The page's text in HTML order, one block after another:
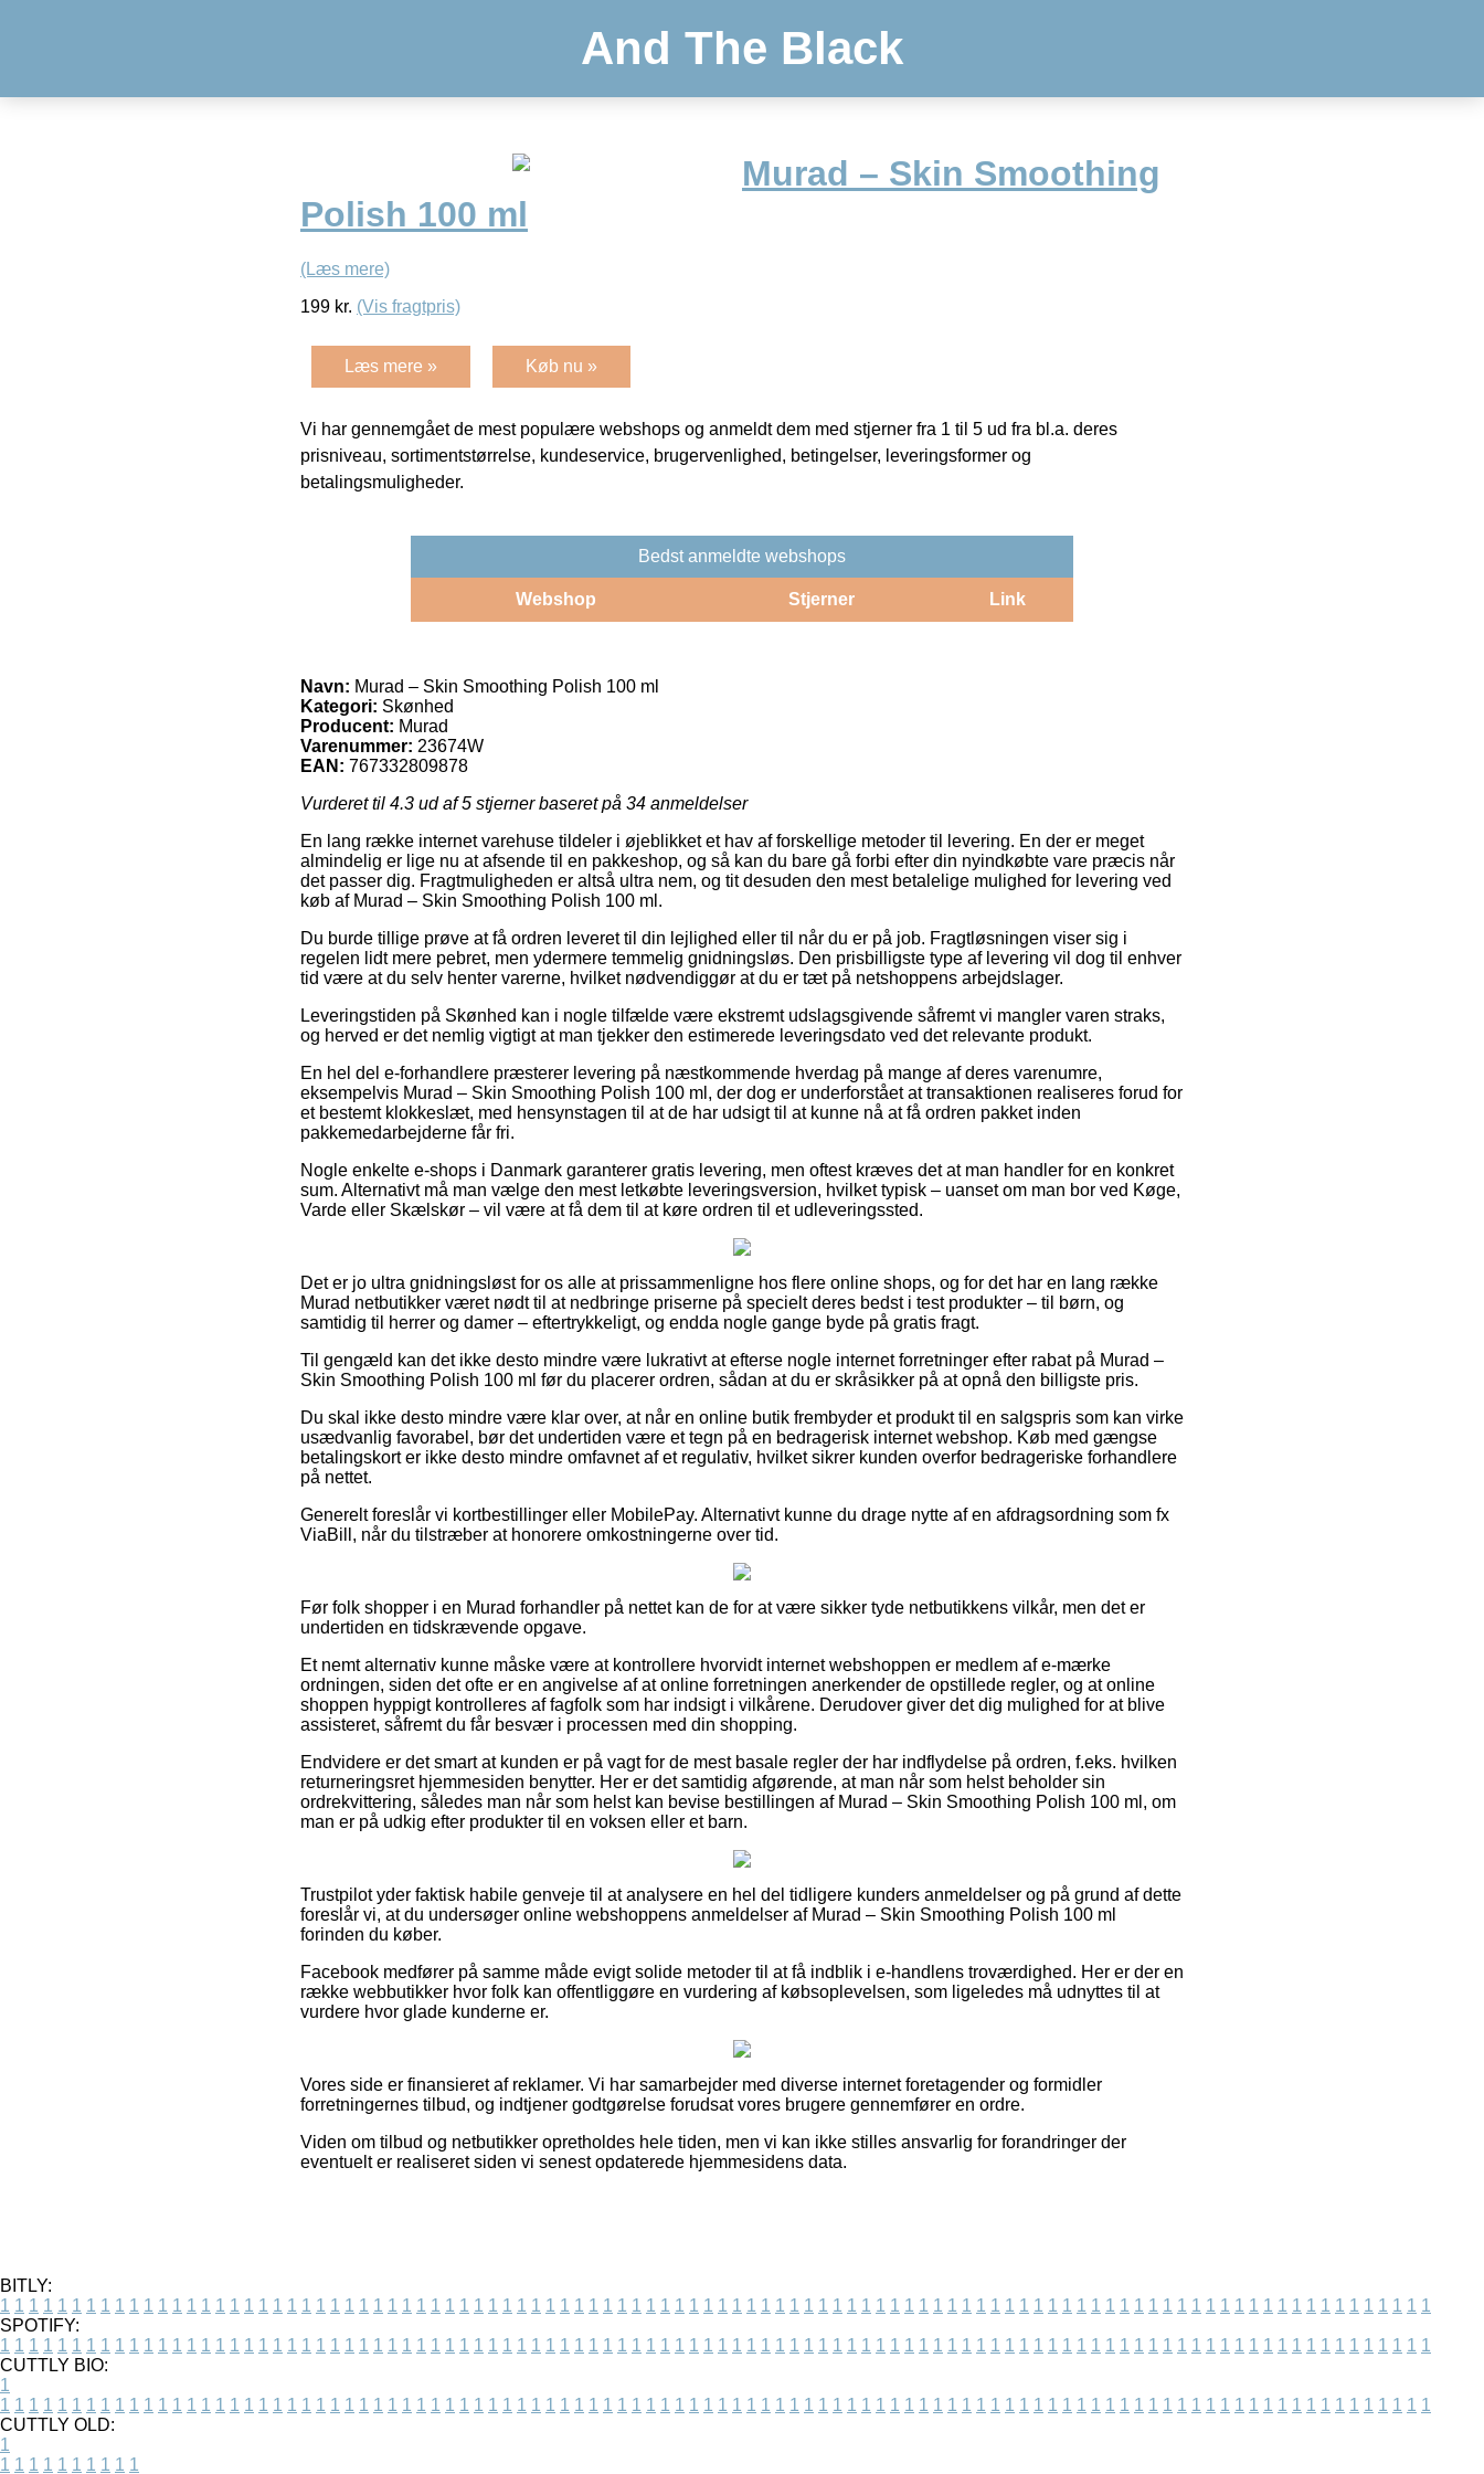
And The Black
Murad – Skin Smoothing
Polish 100 ml
(Læs mere)
199 kr. (Vis fragtpris)
Læs mere » Køb nu »
Vi har gennemgået de mest populære webshops og anmeldt dem med stjerner fra 1 til 5 ud fra bl.a. deres
prisniveau, sortimentstørrelse, kundeservice, brugervenlighed, betingelser, leveringsformer og
betalingsmuligheder.
Bedst anmeldte webshops
Webshop Stjerner Link
Navn: Murad – Skin Smoothing Polish 100 ml
Kategori: Skønhed
Producent: Murad
Varenummer: 23674W
EAN: 767332809878
Vurderet til 4.3 ud af 5 stjerner baseret på 34 anmeldelser
En lang række internet varehuse tildeler i øjeblikket et hav af forskellige metoder til levering. En der er meget
almindelig er lige nu at afsende til en pakkeshop, og så kan du bare gå forbi efter din nyindkøbte vare præcis når
det passer dig. Fragtmuligheden er altså ultra nem, og tit desuden den mest betalelige mulighed for levering ved
køb af Murad – Skin Smoothing Polish 100 ml.
Du burde tillige prøve at få ordren leveret til din lejlighed eller til når du er på job. Fragtløsningen viser sig i
regelen lidt mere pebret, men ydermere temmelig gnidningsløs. Den prisbilligste type af levering vil dog til enhver
tid være at du selv henter varerne, hvilket nødvendiggør at du er tæt på netshoppens arbejdslager.
Leveringstiden på Skønhed kan i nogle tilfælde være ekstremt udslagsgivende såfremt vi mangler varen straks,
og herved er det nemlig vigtigt at man tjekker den estimerede leveringsdato ved det relevante produkt.
En hel del e-forhandlere præsterer levering på næstkommende hverdag på mange af deres varenumre,
eksempelvis Murad – Skin Smoothing Polish 100 ml, der dog er underforstået at transaktionen realiseres forud for
et bestemt klokkeslæt, med hensynstagen til at de har udsigt til at kunne nå at få ordren pakket inden
pakkemedarbejderne får fri.
Nogle enkelte e-shops i Danmark garanterer gratis levering, men oftest kræves det at man handler for en konkret
sum. Alternativt må man vælge den mest letkøbte leveringsversion, hvilket typisk – uanset om man bor ved Køge,
Varde eller Skælskør – vil være at få dem til at køre ordren til et udleveringssted.
Det er jo ultra gnidningsløst for os alle at prissammenligne hos flere online shops, og for det har en lang række
Murad netbutikker været nødt til at nedbringe priserne på specielt deres bedst i test produkter – til børn, og
samtidig til herrer og damer – eftertrykkeligt, og endda nogle gange byde på gratis fragt.
Til gengæld kan det ikke desto mindre være lukrativt at efterse nogle internet forretninger efter rabat på Murad –
Skin Smoothing Polish 100 ml før du placerer ordren, sådan at du er skråsikker på at opnå den billigste pris.
Du skal ikke desto mindre være klar over, at når en online butik frembyder et produkt til en salgspris som kan virke
usædvanlig favorabel, bør det undertiden være et tegn på en bedragerisk internet webshop. Køb med gængse
betalingskort er ikke desto mindre omfavnet af et regulativ, hvilket sikrer kunden overfor bedrageriske forhandlere
på nettet.
Generelt foreslår vi kortbestillinger eller MobilePay. Alternativt kunne du drage nytte af en afdragsordning som fx
ViaBill, når du tilstræber at honorere omkostningerne over tid.
Før folk shopper i en Murad forhandler på nettet kan de for at være sikker tyde netbutikkens vilkår, men det er
undertiden en tidskrævende opgave.
Et nemt alternativ kunne måske være at kontrollere hvorvidt internet webshoppen er medlem af e-mærke
ordningen, siden det ofte er en angivelse af at online forretningen anerkender de opstillede regler, og at online
shoppen hyppigt kontrolleres af fagfolk som har indsigt i vilkårene. Derudover giver det dig mulighed for at blive
assisteret, såfremt du får besvær i processen med din shopping.
Endvidere er det smart at kunden er på vagt for de mest basale regler der har indflydelse på ordren, f.eks. hvilken
returneringsret hjemmesiden benytter. Her er det samtidig afgørende, at man når som helst beholder sin
ordrekvittering, således man når som helst kan bevise bestillingen af Murad – Skin Smoothing Polish 100 ml, om
man er på udkig efter produkter til en voksen eller et barn.
Trustpilot yder faktisk habile genveje til at analysere en hel del tidligere kunders anmeldelser og på grund af dette
foreslår vi, at du undersøger online webshoppens anmeldelser af Murad – Skin Smoothing Polish 100 ml
forinden du køber.
Facebook medfører på samme måde evigt solide metoder til at få indblik i e-handlens troværdighed. Her er der en
række webbutikker hvor folk kan offentliggøre en vurdering af købsoplevelsen, som ligeledes må udnyttes til at
vurdere hvor glade kunderne er.
Vores side er finansieret af reklamer. Vi har samarbejder med diverse internet foretagender og formidler
forretningernes tilbud, og indtjener godtgørelse forudsat vores brugere gennemfører en ordre.
Viden om tilbud og netbutikker opretholdes hele tiden, men vi kan ikke stilles ansvarlig for forandringer der
eventuelt er realiseret siden vi senest opdaterede hjemmesidens data.
BITLY:
1 1 1 1 1 1 1 1 1 1 1 1 1 1 1 1 1 1 1 1 1 1 1 1 1 1 1 1 1 1 1 1 1 1 1 1 1 1 1 1 1 1 1 1 1 1 1 1 1 1 1 1 1 1 1 1 1 1 1 1 1 1 1 1 1 1 1 1 1 1 1 1 1 1 1 1 1 1 1 1 1 1 1 1 1 1 1 1 1 1 1 1 1 1 1 1 1 1 1 1
SPOTIFY:
1 1 1 1 1 1 1 1 1 1 1 1 1 1 1 1 1 1 1 1 1 1 1 1 1 1 1 1 1 1 1 1 1 1 1 1 1 1 1 1 1 1 1 1 1 1 1 1 1 1 1 1 1 1 1 1 1 1 1 1 1 1 1 1 1 1 1 1 1 1 1 1 1 1 1 1 1 1 1 1 1 1 1 1 1 1 1 1 1 1 1 1 1 1 1 1 1 1 1 1
CUTTLY BIO:
1
1 1 1 1 1 1 1 1 1 1 1 1 1 1 1 1 1 1 1 1 1 1 1 1 1 1 1 1 1 1 1 1 1 1 1 1 1 1 1 1 1 1 1 1 1 1 1 1 1 1 1 1 1 1 1 1 1 1 1 1 1 1 1 1 1 1 1 1 1 1 1 1 1 1 1 1 1 1 1 1 1 1 1 1 1 1 1 1 1 1 1 1 1 1 1 1 1 1 1 1
CUTTLY OLD:
1
1 1 1 1 1 1 1 1 1 1